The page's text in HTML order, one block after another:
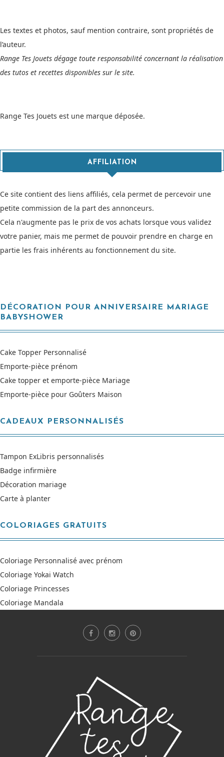
Les textes et photos, sauf mention contraire, sont propriétés de
l’auteur.
Range Tes Jouets dégage toute responsabilité concernant la réalisation
des tutos et recettes disponibles sur le site.
Range Tes Jouets est une marque déposée.
AFFILIATION
Ce site contient des liens affiliés, cela permet de percevoir une
petite commission de la part des annonceurs.
Cela n'augmente pas le prix de vos achats lorsque vous validez
votre panier, mais me permet de pouvoir prendre en charge en
partie les frais inhérents au fonctionnement du site.
DÉCORATION POUR ANNIVERSAIRE MARIAGE
BABYSHOWER
Cake Topper Personnalisé
Emporte-pièce prénom
Cake topper et emporte-pièce Mariage
Emporte-pièce pour Goûters Maison
CADEAUX PERSONNALISÉS
Tampon ExLibris personnalisés
Badge infirmière
Décoration mariage
Carte à planter
COLORIAGES GRATUITS
Coloriage Personnalisé avec prénom
Coloriage Yokai Watch
Coloriage Princesses
Coloriage Mandala